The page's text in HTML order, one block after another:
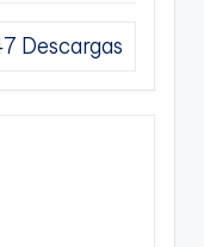
Descargas